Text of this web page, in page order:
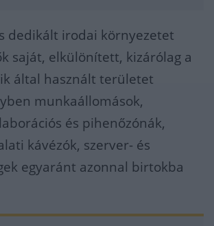
dedikált irodai környezetet
saját, elkülönített, kizárólag a
által használt területet
munkaállomások,
és pihenőzónák,
kávézók, szerver- és
egyaránt azonnal birtokba